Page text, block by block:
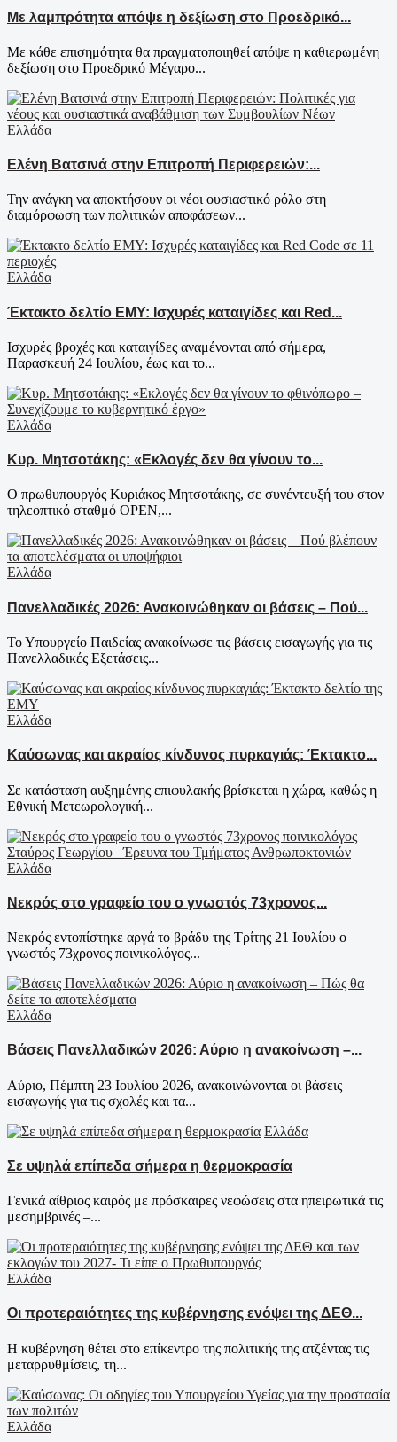
Με λαμπρότητα απόψε η δεξίωση στο Προεδρικό...
Με κάθε επισημότητα θα πραγματοποιηθεί απόψε η καθιερωμένη
δεξίωση στο Προεδρικό Μέγαρο...
Ελλάδα
Ελένη Βατσινά στην Επιτροπή Περιφερειών:...
Την ανάγκη να αποκτήσουν οι νέοι ουσιαστικό ρόλο στη
διαμόρφωση των πολιτικών αποφάσεων...
Ελλάδα
Έκτακτο δελτίο ΕΜΥ: Ισχυρές καταιγίδες και Red...
Ισχυρές βροχές και καταιγίδες αναμένονται από σήμερα,
Παρασκευή 24 Ιουλίου, έως και το...
Ελλάδα
Κυρ. Μητσοτάκης: «Εκλογές δεν θα γίνουν το...
Ο πρωθυπουργός Κυριάκος Μητσοτάκης, σε συνέντευξή του στον
τηλεοπτικό σταθμό OPEN,...
Ελλάδα
Πανελλαδικές 2026: Ανακοινώθηκαν οι βάσεις – Πού...
Το Υπουργείο Παιδείας ανακοίνωσε τις βάσεις εισαγωγής για τις
Πανελλαδικές Εξετάσεις...
Ελλάδα
Καύσωνας και ακραίος κίνδυνος πυρκαγιάς: Έκτακτο...
Σε κατάσταση αυξημένης επιφυλακής βρίσκεται η χώρα, καθώς η
Εθνική Μετεωρολογική...
Ελλάδα
Νεκρός στο γραφείο του ο γνωστός 73χρονος...
Νεκρός εντοπίστηκε αργά το βράδυ της Τρίτης 21 Ιουλίου ο
γνωστός 73χρονος ποινικολόγος...
Ελλάδα
Βάσεις Πανελλαδικών 2026: Αύριο η ανακοίνωση –...
Αύριο, Πέμπτη 23 Ιουλίου 2026, ανακοινώνονται οι βάσεις
εισαγωγής για τις σχολές και τα...
Ελλάδα
Σε υψηλά επίπεδα σήμερα η θερμοκρασία
Γενικά αίθριος καιρός με πρόσκαιρες νεφώσεις στα ηπειρωτικά τις
μεσημβρινές –...
Ελλάδα
Οι προτεραιότητες της κυβέρνησης ενόψει της ΔΕΘ...
Η κυβέρνηση θέτει στο επίκεντρο της πολιτικής της ατζέντας τις
μεταρρυθμίσεις, τη...
Ελλάδα